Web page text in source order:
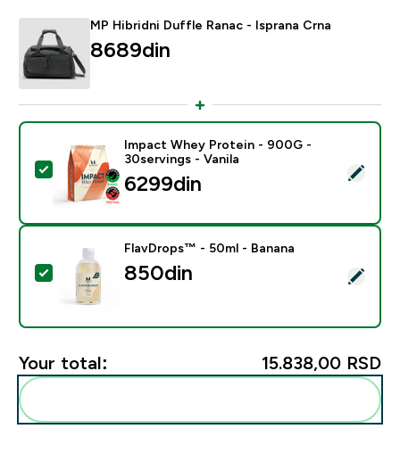
MP Hibridni Duffle Ranac - Isprana Crna
8689din‎
Select this product - Impact Whey Protein - 900G -
Impact Whey Protein - 900G -
30servings - Vanila
6299din‎
Select this product - FlavDrops™ - 50ml - Banana
FlavDrops™ - 50ml - Banana
850din‎
Your total: 15.838,00 RSD‎